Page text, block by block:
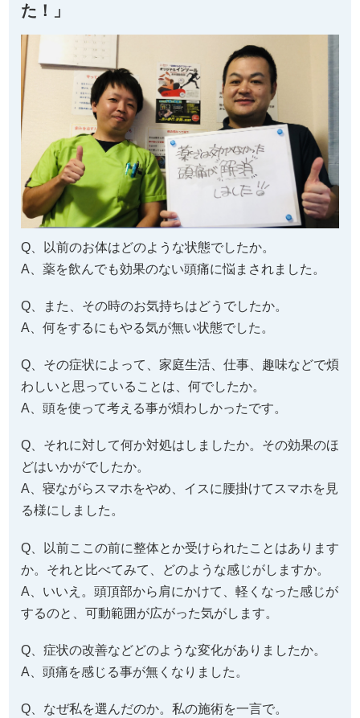
た！」
Q、以前のお体はどのような状態でしたか。
A、薬を飲んでも効果のない頭痛に悩まされました。
Q、また、その時のお気持ちはどうでしたか。
A、何をするにもやる気が無い状態でした。
Q、その症状によって、家庭生活、仕事、趣味などで煩
わしいと思っていることは、何でしたか。
A、頭を使って考える事が煩わしかったです。
Q、それに対して何か対処はしましたか。その効果のほ
どはいかがでしたか。
A、寝ながらスマホをやめ、イスに腰掛けてスマホを見
る様にしました。
Q、以前ここの前に整体とか受けられたことはあります
か。それと比べてみて、どのような感じがしますか。
A、いいえ。頭頂部から肩にかけて、軽くなった感じが
するのと、可動範囲が広がった気がします。
Q、症状の改善などどのような変化がありましたか。
A、頭痛を感じる事が無くなりました。
Q、なぜ私を選んだのか。私の施術を一言で。